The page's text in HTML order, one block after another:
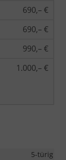
690,– €
690,– €
990,– €
1.000,– €
5-türig